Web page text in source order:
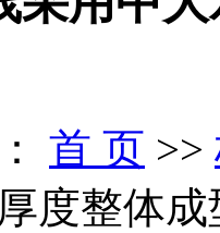
首 页 >>
度整体